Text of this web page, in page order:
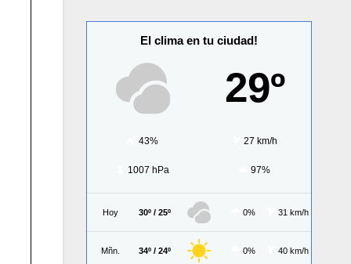
El clima en tu ciudad!
29º
43% 27 km/h
1007 hPa 97%
Hoy 30º / 25º 0% 31 km/h
Mñn. 34º / 24º 0% 40 km/h